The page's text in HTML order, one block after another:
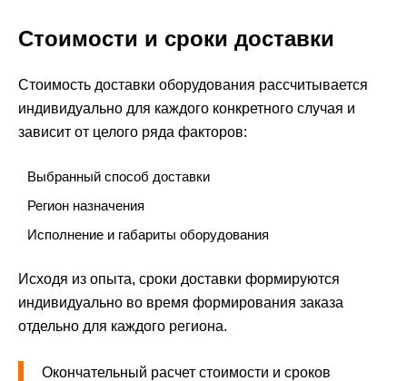
Стоимости и сроки доставки
Стоимость доставки оборудования рассчитывается
индивидуально для каждого конкретного случая и
зависит от целого ряда факторов:
Выбранный способ доставки
Регион назначения
Исполнение и габариты оборудования
Исходя из опыта, сроки доставки формируются
индивидуально во время формирования заказа
отдельно для каждого региона.
Окончательный расчет стоимости и сроков